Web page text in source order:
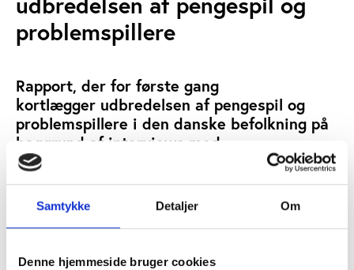
Samtykke Detaljer Om
Denne hjemmeside bruger cookies
problemspillere
Rapport, der for første gang
kortlægger udbredelsen af pengespil og
problemspillere i den danske befolkning på
baggrund af interviews med
cirka 8.000 danskere i alderen 18-74 år.
SKREVET AF: JENS BONKE KAREN BORREGAARD